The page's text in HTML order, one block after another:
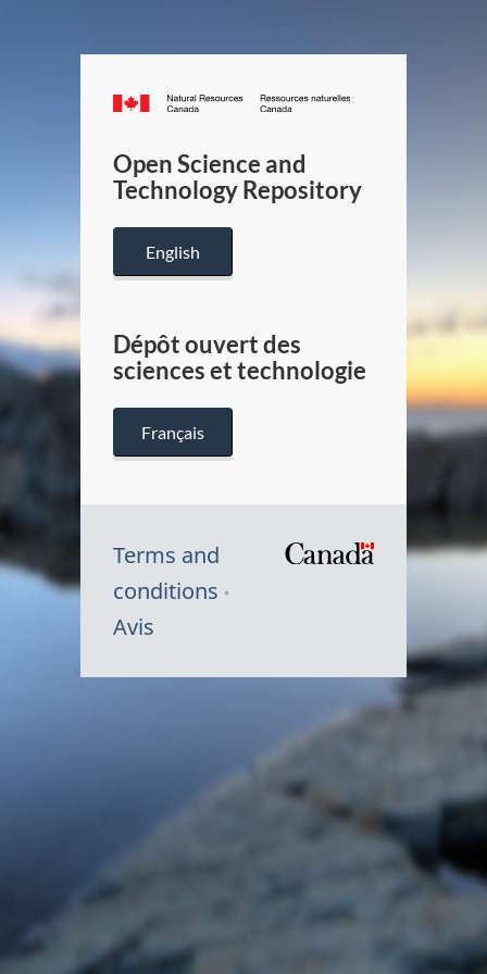
Canada.ca
/
Canada
Open Science and
Technology Repository
English
Dépôt ouvert des
sciences et technologie
Français
Terms and
conditions
Avis
du